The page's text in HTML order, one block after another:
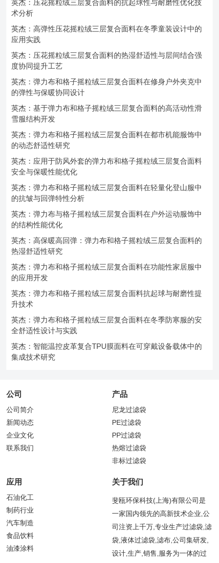
英杰：压花摇粒绒三层复合面料的抗起球性与耐磨性优化技
术分析
英杰：高弹性压花摇粒绒三层复合面料在冬季童装设计中的
应用实践
英杰：压花摇粒绒三层复合面料的热湿舒适性与层间结合强
度协同提升工艺
英杰：弹力布和格子摇粒绒三层复合面料在修身户外夹克中
的弹性与保暖协同设计
英杰：基于弹力布和格子摇粒绒三层复合面料的高活动性滑
雪服结构开发
英杰：弹力布和格子摇粒绒三层复合面料在都市机能服饰中
的动态舒适性研究
英杰：应用于防风外套的弹力布和格子摇粒绒三层复合面料
安全与保暖性能优化
英杰：弹力布和格子摇粒绒三层复合面料在轻量化登山服中
的抗皱与回弹特性分析
英杰：弹力布与格子摇粒绒三层复合面料在户外运动服饰中
的结构性能优化
英杰：高保暖高回弹：弹力布和格子摇粒绒三层复合面料的
热湿舒适性研究
英杰：弹力布和格子摇粒绒三层复合面料在功能性家居服中
的应用开发
英杰：弹力布和格子摇粒绒三层复合面料抗起球与耐磨性提
升技术
英杰：弹力布和格子摇粒绒三层复合面料在冬季防寒服的安
全舒适性设计与实践
英杰：智能温控皮革复合TPU膜面料在可穿戴设备载体中的
集成技术研究
公司
公司简介
新闻动态
企业文化
联系我们
产品
尼龙过滤袋
PE过滤袋
PP过滤袋
热熔过滤袋
非标过滤袋
应用
石油化工
制药行业
汽车制造
食品饮料
油漆涂料
关于我们
斐瓯环保科技(上海)有限公司是
一家国内领先的高新技术企业,公
司注资上千万,专业生产过滤袋,滤
袋,液体过滤袋,滤布,公司集研发,
设计,生产,销售,服务为一体的过